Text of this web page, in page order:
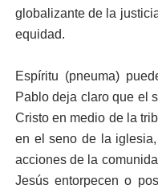
globalizante de la
equidad.
Espíritu (pneuma)
Pablo deja claro que el
Cristo en medio de la
en el seno de la
acciones de la
Jesús entorpecen o